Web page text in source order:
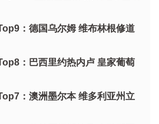
：德国乌尔姆 维布林根修道
：巴西里约热内卢 皇家葡萄
：澳洲墨尔本 维多利亚州立